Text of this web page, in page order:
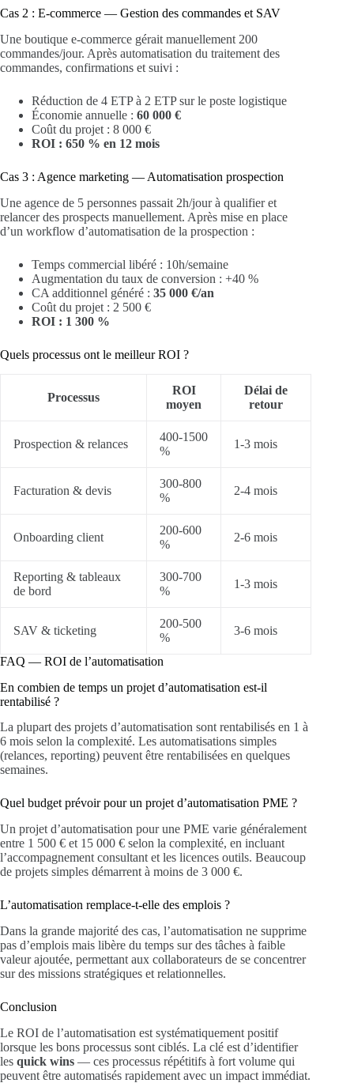
Cas 2 : E-commerce — Gestion des commandes et SAV
Une boutique e-commerce gérait manuellement 200
commandes/jour. Après automatisation du traitement des
commandes, confirmations et suivi :
Réduction de 4 ETP à 2 ETP sur le poste logistique
Économie annuelle : 60 000 €
Coût du projet : 8 000 €
ROI : 650 % en 12 mois
Cas 3 : Agence marketing — Automatisation prospection
Une agence de 5 personnes passait 2h/jour à qualifier et
relancer des prospects manuellement. Après mise en place
d’un workflow d’automatisation de la prospection :
Temps commercial libéré : 10h/semaine
Augmentation du taux de conversion : +40 %
CA additionnel généré : 35 000 €/an
Coût du projet : 2 500 €
ROI : 1 300 %
Quels processus ont le meilleur ROI ?
Processus
ROI
moyen
Délai de
retour
Prospection & relances
400-1500
%
1-3 mois
Facturation & devis
300-800
%
2-4 mois
Onboarding client
200-600
%
2-6 mois
Reporting & tableaux
de bord
300-700
%
1-3 mois
SAV & ticketing
200-500
%
3-6 mois
FAQ — ROI de l’automatisation
En combien de temps un projet d’automatisation est-il
rentabilisé ?
La plupart des projets d’automatisation sont rentabilisés en 1 à
6 mois selon la complexité. Les automatisations simples
(relances, reporting) peuvent être rentabilisées en quelques
semaines.
Quel budget prévoir pour un projet d’automatisation PME ?
Un projet d’automatisation pour une PME varie généralement
entre 1 500 € et 15 000 € selon la complexité, en incluant
l’accompagnement consultant et les licences outils. Beaucoup
de projets simples démarrent à moins de 3 000 €.
L’automatisation remplace-t-elle des emplois ?
Dans la grande majorité des cas, l’automatisation ne supprime
pas d’emplois mais libère du temps sur des tâches à faible
valeur ajoutée, permettant aux collaborateurs de se concentrer
sur des missions stratégiques et relationnelles.
Conclusion
Le ROI de l’automatisation est systématiquement positif
lorsque les bons processus sont ciblés. La clé est d’identifier
les quick wins — ces processus répétitifs à fort volume qui
peuvent être automatisés rapidement avec un impact immédiat.